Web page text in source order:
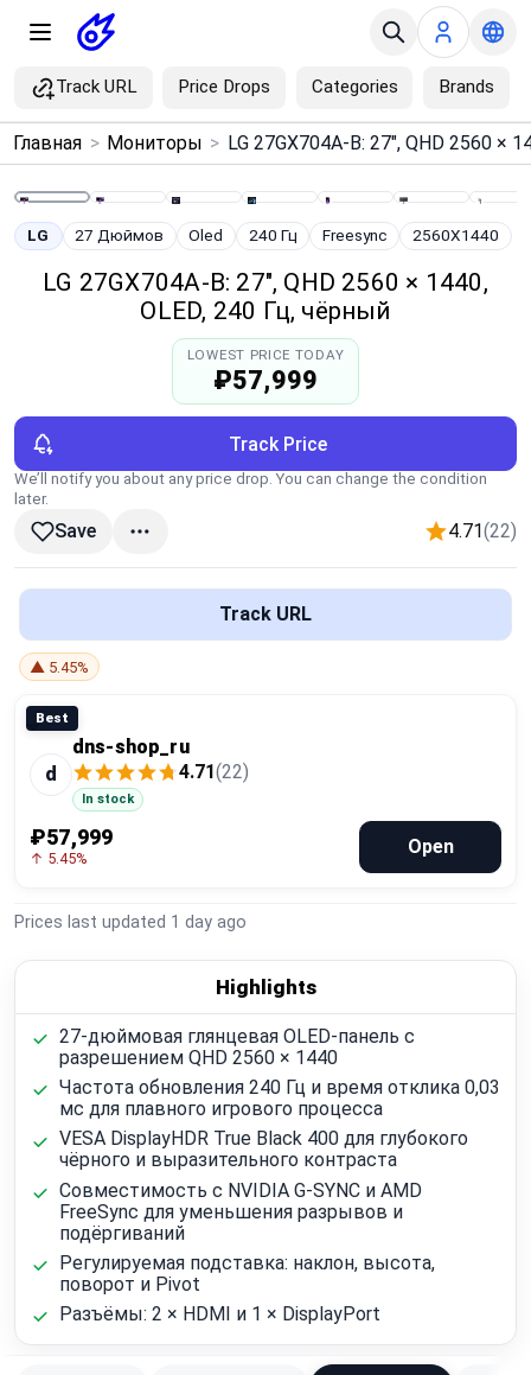
Track URL Price Drops Categories Brands
Menu ×
Home
Search
Categories
Brands
Global Price Tracker
Compare
Plans & Pricing
Главная > Мониторы >
LG 27 Дюймов Oled 240 Гц Freesync 2560X1440
LG 27GX704A-B: 27", QHD 2560 × 1440,
OLED, 240 Гц, чёрный
LOWEST PRICE TODAY
₽57,999
Track Price
We’ll notify you about any price drop. You can change the condition
later.
Save 4.71(22)
Track URL
▲ 5.45%
Best
d
dns-shop_ru
4.71(22)
In stock
₽57,999
↑ 5.45%
Open
Prices last updated 1 day ago
Highlights
27-дюймовая глянцевая OLED-панель с
разрешением QHD 2560 × 1440
Частота обновления 240 Гц и время отклика 0,03
мс для плавного игрового процесса
VESA DisplayHDR True Black 400 для глубокого
чёрного и выразительного контраста
Совместимость с NVIDIA G-SYNC и AMD
FreeSync для уменьшения разрывов и
подёргиваний
Регулируемая подставка: наклон, высота,
поворот и Pivot
Разъёмы: 2 × HDMI и 1 × DisplayPort